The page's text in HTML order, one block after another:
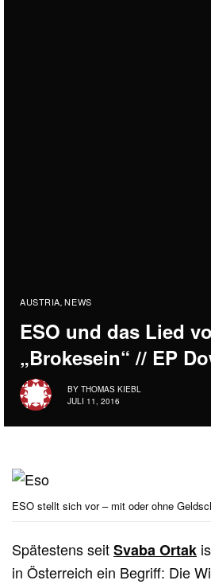
AUSTRIA, NEWS
ESO und das Lied
„Brokesein“ // EP
BY THOMAS KIEBL
JULI 11, 2016
ESO stellt sich vor – mit oder ohne
Spätestens seitSvaba Ortak
in Österreich ein Begriff: Die